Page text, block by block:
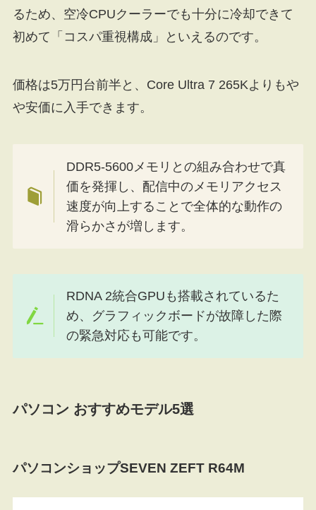
るため、空冷CPUクーラーでも十分に冷却できて
初めて「コスパ重視構成」といえるのです。
価格は5万円台前半と、Core Ultra 7 265Kよりもや
や安価に入手できます。
DDR5-5600メモリとの組み合わせで真
価を発揮し、配信中のメモリアクセス
速度が向上することで全体的な動作の
滑らかさが増します。
RDNA 2統合GPUも搭載されているた
め、グラフィックボードが故障した際
の緊急対応も可能です。
パソコン おすすめモデル5選
パソコンショップSEVEN ZEFT R64M